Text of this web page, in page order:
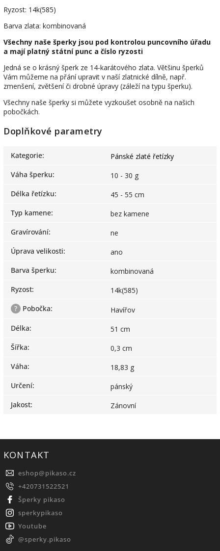
Ryzost: 14k(585)
Barva zlata: kombinovaná
Všechny naše šperky jsou pod kontrolou puncovního úřadu
a mají platný státní punc a číslo ryzosti
Jedná se o krásný šperk ze 14-karátového zlata. Většinu šperků
Vám můžeme na přání upravit v naší zlatnické dílně, např.
zmenšení, zvětšení či drobné úpravy (záleží na typu šperku).
Všechny naše šperky si můžete vyzkoušet osobně na našich
pobočkách.
Doplňkové parametry
Kategorie:
Pánské zlaté řetízky
Váha šperku:
10 - 30 g
Délka řetízku:
45 - 55 cm
Typ kamene:
bez kamene
Gravírování:
ne
Úprava velikosti:
ano
Barva šperku:
kombinovaná
Ryzost:
14k(585)
?
Pobočka:
Havířov
Délka:
51 cm
Šířka:
0,3 cm
Váha:
18,83 g
Určení:
pánský
Jakost: Zánovní
KONTAKT
eshop@pikaso.cz
+420731522521
Šperky pikaso
sperkypikaso
Youtube
@sperky.pikaso